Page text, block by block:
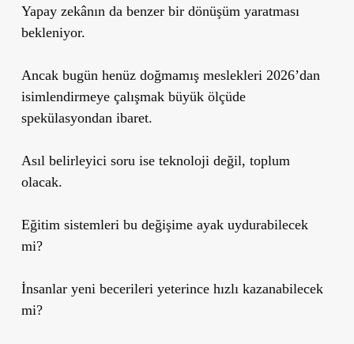
Yapay zekânın da benzer bir dönüşüm yaratması
bekleniyor.
Ancak bugün henüz doğmamış meslekleri 2026’dan
isimlendirmeye çalışmak büyük ölçüde
spekülasyondan ibaret.
Asıl belirleyici soru ise teknoloji değil, toplum
olacak.
Eğitim sistemleri bu değişime ayak uydurabilecek
mi?
İnsanlar yeni becerileri yeterince hızlı kazanabilecek
mi?